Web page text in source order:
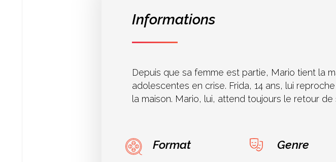
Informations
Depuis que sa femme est partie, Mario tient la
adolescentes en crise. Frida, 14 ans, lui
la maison. Mario, lui, attend toujours le retour de
Format Genre